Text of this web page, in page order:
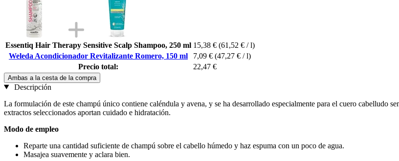
Essentiq Hair Therapy Sensitive Scalp Shampoo, 250 ml 15,38 € (61,52 € / l)
Weleda Acondicionador Revitalizante Romero, 150 ml
7,09 € (47,27 € / l)
Precio total:
22,47 €
Ambas a la cesta de la compra
Descripción
La formulación de este champú único contiene caléndula y avena, y se ha desarrollado especialmente para el cuero cabelludo
extractos seleccionados aportan cuidado e hidratación.
Modo de empleo
Reparte una cantidad suficiente de champú sobre el cabello húmedo y haz espuma con un poco de agua.
Masajea suavemente y aclara bien.